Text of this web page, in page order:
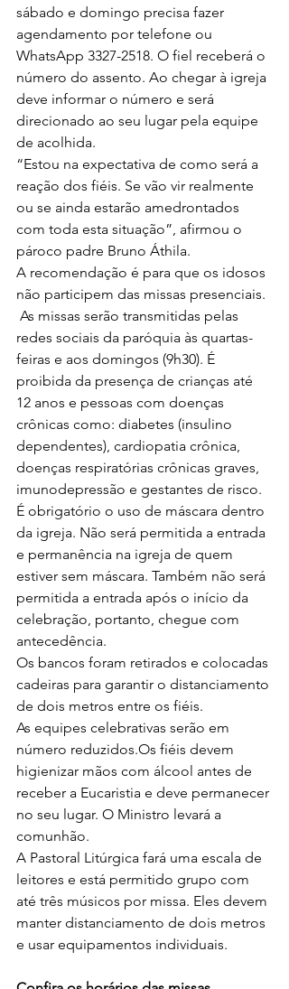
sábado e domingo precisa fazer
agendamento por telefone ou
WhatsApp 3327-2518. O fiel receberá o
número do assento. Ao chegar à igreja
deve informar o número e será
direcionado ao seu lugar pela equipe
de acolhida.
“Estou na expectativa de como será a
reação dos fiéis. Se vão vir realmente
ou se ainda estarão amedrontados
com toda esta situação”, afirmou o
pároco padre Bruno Áthila.
A recomendação é para que os idosos
não participem das missas presenciais.
As missas serão transmitidas pelas
redes sociais da paróquia às quartas-
feiras e aos domingos (9h30). É
proibida da presença de crianças até
12 anos e pessoas com doenças
crônicas como: diabetes (insulino
dependentes), cardiopatia crônica,
doenças respiratórias crônicas graves,
imunodepressão e gestantes de risco.
É obrigatório o uso de máscara dentro
da igreja. Não será permitida a entrada
e permanência na igreja de quem
estiver sem máscara. Também não será
permitida a entrada após o início da
celebração, portanto, chegue com
antecedência.
Os bancos foram retirados e colocadas
cadeiras para garantir o distanciamento
de dois metros entre os fiéis.
As equipes celebrativas serão em
número reduzidos.Os fiéis devem
higienizar mãos com álcool antes de
receber a Eucaristia e deve permanecer
no seu lugar. O Ministro levará a
comunhão.
A Pastoral Litúrgica fará uma escala de
leitores e está permitido grupo com
até três músicos por missa. Eles devem
manter distanciamento de dois metros
e usar equipamentos individuais.